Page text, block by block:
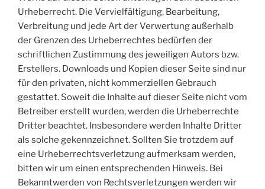
Urheberrecht. Die Vervielfältigung, Bearbeitung,
Verbreitung und jede Art der Verwertung außerhalb
der Grenzen des Urheberrechtes bedürfen der
schriftlichen Zustimmung des jeweiligen Autors bzw.
Erstellers. Downloads und Kopien dieser Seite sind nur
für den privaten, nicht kommerziellen Gebrauch
gestattet. Soweit die Inhalte auf dieser Seite nicht vom
Betreiber erstellt wurden, werden die Urheberrechte
Dritter beachtet. Insbesondere werden Inhalte Dritter
als solche gekennzeichnet. Sollten Sie trotzdem auf
eine Urheberrechtsverletzung aufmerksam werden,
bitten wir um einen entsprechenden Hinweis. Bei
Bekanntwerden von Rechtsverletzungen werden wir